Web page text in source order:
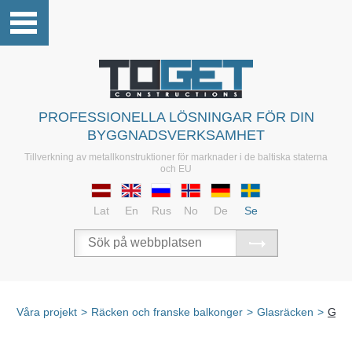
PROFESSIONELLA LÖSNINGAR FÖR DIN
BYGGNADSVERKSAMHET
Tillverkning av metallkonstruktioner för marknader i de baltiska staterna
och EU
Lat En Rus No De Se
Våra projekt > Räcken och franske balkonger > Glasräcken >